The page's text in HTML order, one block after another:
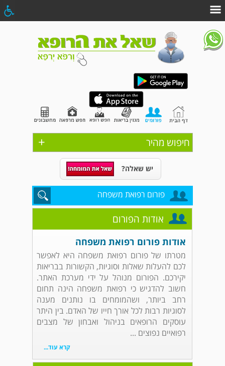
+ חיפוש מהיר
יש שאלה?
פורום רפואת משפחה
אודות הפורום
אודות פורום רפואת משפחה
מטרתו של פורום רפואת משפחה היא לאפשר
לכם להעלות שאלות וסוגיות, הקשורות בבריאות
יקירכם. הפורום מנוהל על ידי מערכת האתר.
חשוב להדגיש כי רפואת משפחה הינה תחום
רחב ביותר, ושהמומחים בו נותנים מענה
לסוגיות רבות לכל אורך חייו של האדם. בין היתר
עוסקים הרופאים בניהול ואבחון של מצבים
רפואיים נפוצים ...
קרא עוד...